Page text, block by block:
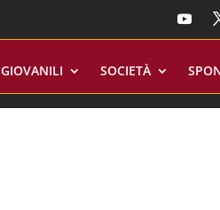
GIOVANILI SOCIETÀ